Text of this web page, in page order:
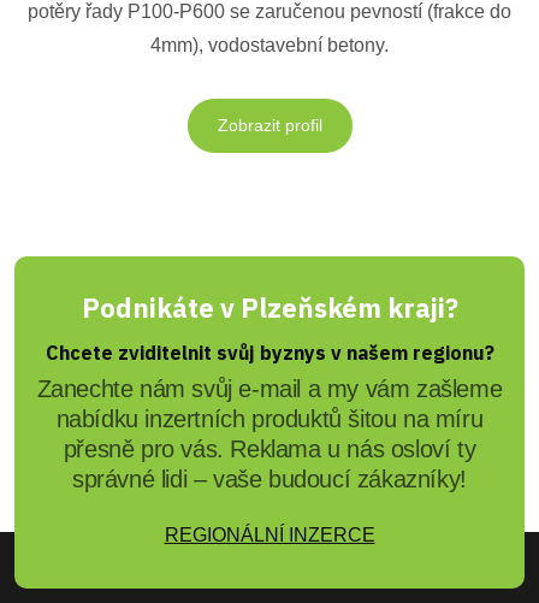
potěry řady P100-P600 se zaručenou pevností (frakce do
4mm), vodostavební betony.
Zobrazit profil
Podnikáte v Plzeňském kraji?
Chcete zviditelnit svůj byznys v našem regionu?
Zanechte nám svůj e-mail a my vám zašleme
nabídku inzertních produktů šitou na míru
přesně pro vás. Reklama u nás osloví ty
správné lidi – vaše budoucí zákazníky!
REGIONÁLNÍ INZERCE